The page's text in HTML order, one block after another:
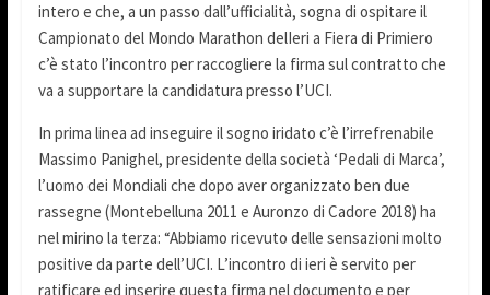
intero e che, a un passo dall’ufficialità, sogna di ospitare il
Campionato del Mondo Marathon delIeri a Fiera di Primiero
c’è stato l’incontro per raccogliere la firma sul contratto che
va a supportare la candidatura presso l’UCI.
In prima linea ad inseguire il sogno iridato c’è l’irrefrenabile
Massimo Panighel, presidente della società ‘Pedali di Marca’,
l’uomo dei Mondiali che dopo aver organizzato ben due
rassegne (Montebelluna 2011 e Auronzo di Cadore 2018) ha
nel mirino la terza: “Abbiamo ricevuto delle sensazioni molto
positive da parte dell’UCI. L’incontro di ieri è servito per
ratificare ed inserire questa firma nel documento e per